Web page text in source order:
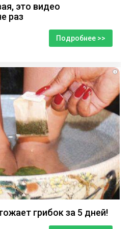
это видео
раз
Подробнее >>
i
грибок за 5 дней!